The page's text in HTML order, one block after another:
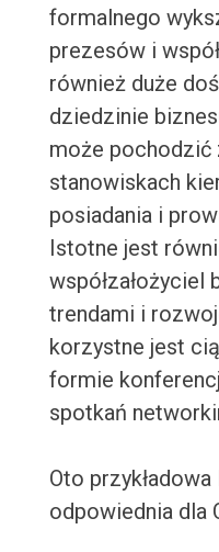
formalnego
prezesów i
również duże
dziedzinie
może pochodzić
stanowiskach
posiadania i
Istotne jest
współzałożyciel
trendami i
korzystne jest
formie
spotkań
Oto
odpowiednia dla